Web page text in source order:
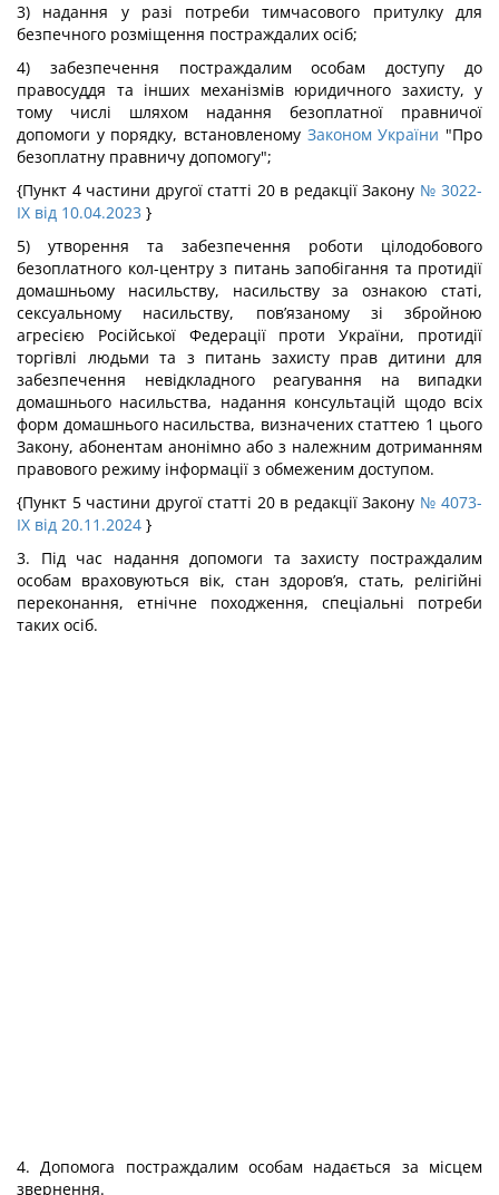
3) надання у разі потреби тимчасового притулку для
безпечного розміщення постраждалих осіб;
4) забезпечення постраждалим особам доступу до
правосуддя та інших механізмів юридичного захисту, у
тому числі шляхом надання безоплатної правничої
допомоги у порядку, встановленому Законом України "Про
безоплатну правничу допомогу";
{Пункт 4 частини другої статті 20 в редакції Закону № 3022-
IX від 10.04.2023 }
5) утворення та забезпечення роботи цілодобового
безоплатного кол-центру з питань запобігання та протидії
домашньому насильству, насильству за ознакою статі,
сексуальному насильству, пов’язаному зі збройною
агресією Російської Федерації проти України, протидії
торгівлі людьми та з питань захисту прав дитини для
забезпечення невідкладного реагування на випадки
домашнього насильства, надання консультацій щодо всіх
форм домашнього насильства, визначених статтею 1 цього
Закону, абонентам анонімно або з належним дотриманням
правового режиму інформації з обмеженим доступом.
{Пункт 5 частини другої статті 20 в редакції Закону № 4073-
IX від 20.11.2024 }
3. Під час надання допомоги та захисту постраждалим
особам враховуються вік, стан здоров’я, стать, релігійні
переконання, етнічне походження, спеціальні потреби
таких осіб.
4. Допомога постраждалим особам надається за місцем
звернення.